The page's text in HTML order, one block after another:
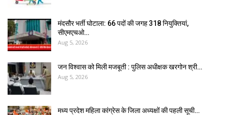
मंदसौर भर्ती घोटाला: 66 पदों की जगह 318 नियुक्तियां,
सीएमएचओ…
Aug 5, 2026
जन विश्वास को मिली मजबूती : पुलिस अधीक्षक खरगोन श्री…
Aug 5, 2026
मध्य प्रदेश महिला कांग्रेस के जिला अध्यक्षों की पहली सूची…